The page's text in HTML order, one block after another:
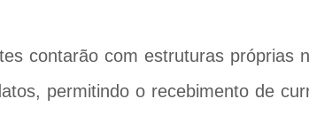
contarão com estruturas próprias
permitindo o recebimento de